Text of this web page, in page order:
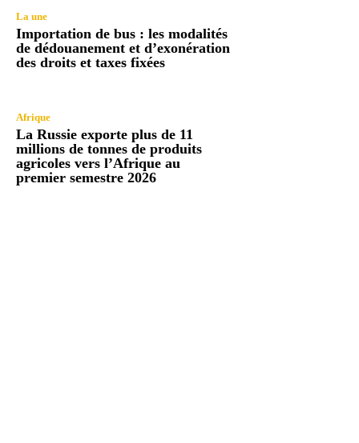
La une
Importation de bus : les modalités
de dédouanement et d’exonération
des droits et taxes fixées
Afrique
La Russie exporte plus de 11
millions de tonnes de produits
agricoles vers l’Afrique au
premier semestre 2026